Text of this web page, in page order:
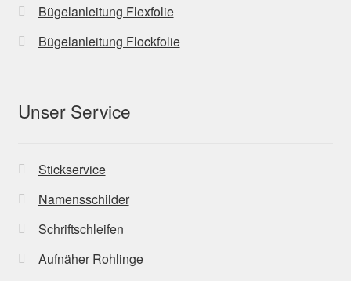
Bügelanleitung Flexfolie
Bügelanleitung Flockfolie
Unser Service
Stickservice
Namensschilder
Schriftschleifen
Aufnäher Rohlinge